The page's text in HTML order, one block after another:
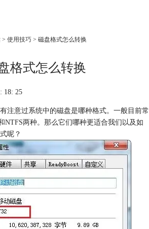
> 使用技巧 > 磁盘格式怎么转换
格式怎么转换
18: 25
注意过系统中的磁盘是哪种格式。一般目前常
NTFS两种。那么它们哪种更适合我们以及如
呢？